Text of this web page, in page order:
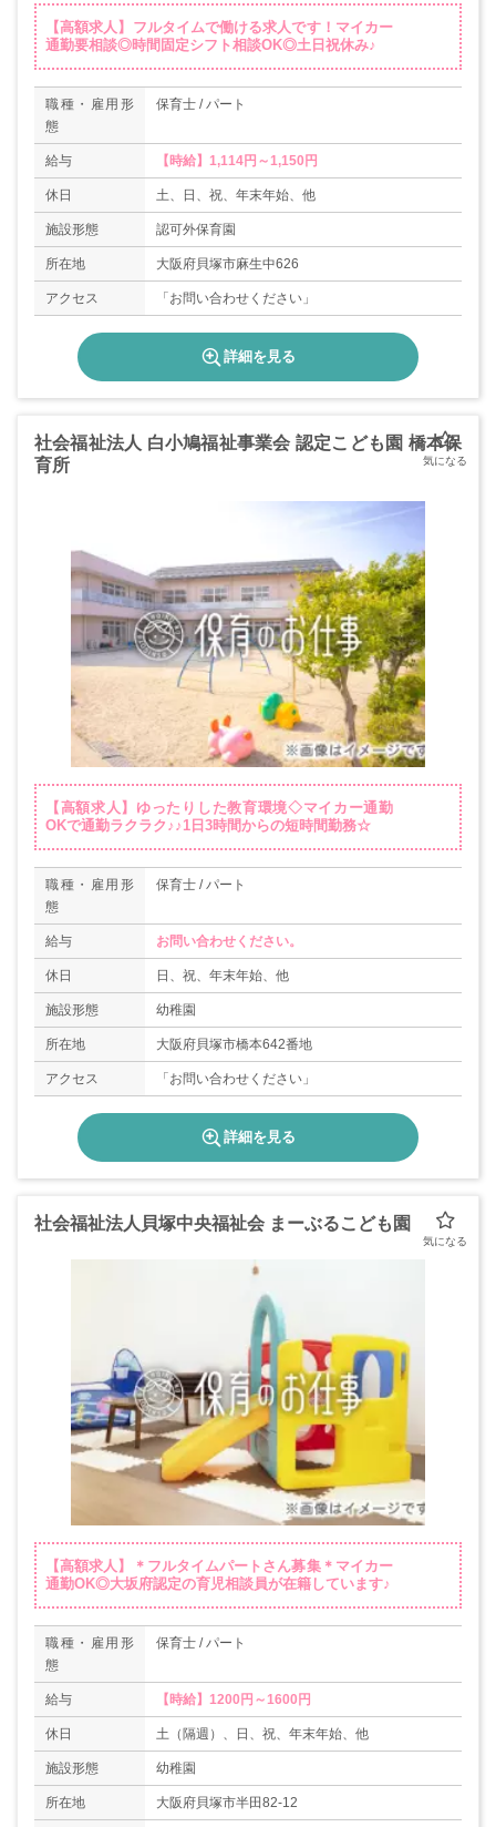
【高額求人】フルタイムで働ける求人です！マイカー
通勤要相談◎時間固定シフト相談OK◎土日祝休み♪
職種・雇用形
態
保育士 / パート
給与 【時給】1,114円～1,150円
休日 土、日、祝、年末年始、他
施設形態 認可外保育園
所在地 大阪府貝塚市麻生中626
アクセス 「お問い合わせください」
詳細を見る
社会福祉法人 白小鳩福祉事業会 認定こども園 橋本保
育所
【高額求人】ゆったりした教育環境◇マイカー通勤
OKで通勤ラクラク♪♪1日3時間からの短時間勤務☆
職種・雇用形
態
保育士 / パート
給与 お問い合わせください。
休日 日、祝、年末年始、他
施設形態 幼稚園
所在地 大阪府貝塚市橋本642番地
アクセス 「お問い合わせください」
詳細を見る
社会福祉法人貝塚中央福祉会 まーぶるこども園
【高額求人】＊フルタイムパートさん募集＊マイカー
通勤OK◎大坂府認定の育児相談員が在籍しています♪
職種・雇用形
態
保育士 / パート
給与 【時給】1200円～1600円
休日 土（隔週）、日、祝、年末年始、他
施設形態 幼稚園
所在地 大阪府貝塚市半田82-12